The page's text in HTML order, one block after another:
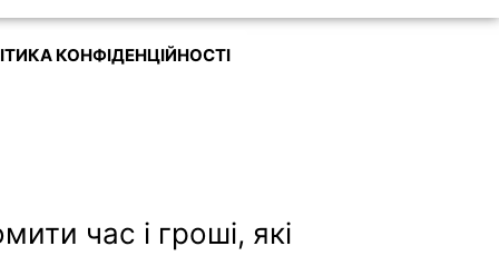
КОНФІДЕНЦІЙНОСТІ
час і гроші, які